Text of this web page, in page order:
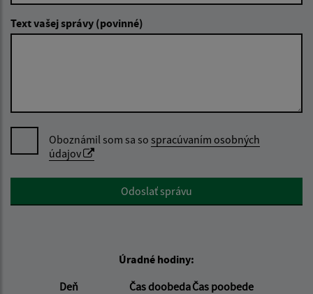
Text vašej správy (povinné)
Oboznámil som sa so spracúvaním osobných
údajov
Google reCaptcha ResponseOdoslať správu
Úradné hodiny:
Deň
Čas doobedaČas poobede